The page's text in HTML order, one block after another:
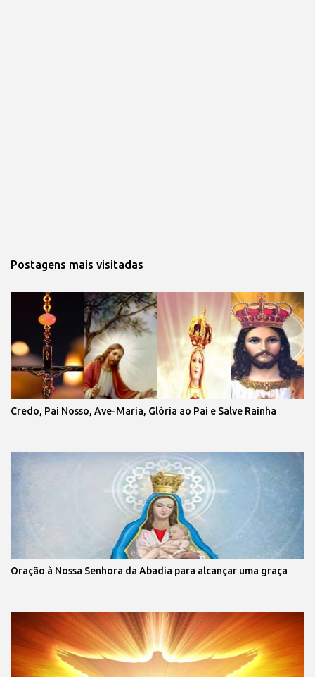
Postagens mais visitadas
Credo, Pai Nosso, Ave-Maria, Glória ao Pai e Salve Rainha
Oração à Nossa Senhora da Abadia para alcançar uma graça